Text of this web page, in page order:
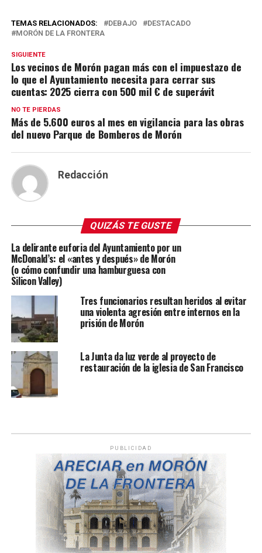
TEMAS RELACIONADOS: DEBAJO
DESTACADO
MORÓN DE LA FRONTERA
SIGUIENTE
Los vecinos de Morón pagan más con el impuestazo de
lo que el Ayuntamiento necesita para cerrar sus
cuentas: 2025 cierra con 500 mil € de superávit
NO TE PIERDAS
Más de 5.600 euros al mes en vigilancia para las obras
del nuevo Parque de Bomberos de Morón
Redacción
QUIZÁS TE GUSTE
La delirante euforia del Ayuntamiento por un
McDonald’s: el «antes y después» de Morón
(o cómo confundir una hamburguesa con
Silicon Valley)
Tres funcionarios resultan heridos al evitar
una violenta agresión entre internos en la
prisión de Morón
La Junta da luz verde al proyecto de
restauración de la iglesia de San Francisco
PUBLICIDAD